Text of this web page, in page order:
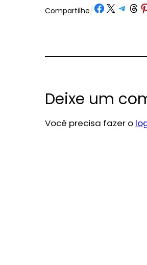
Compartilhe/ Share on Facebook
Share on X Share onShare
Deixe um
Você precisa fazer o